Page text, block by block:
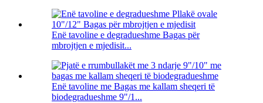
Enë tavoline e degradueshme Bagas për
mbrojtjen e mjedisit...
Enë tavoline me Bagas me kallam sheqeri të
biodegradueshme 9"/1...